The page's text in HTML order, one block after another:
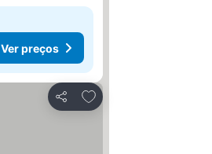
Ver preços
Partilhar
Adicionar aos favoritos